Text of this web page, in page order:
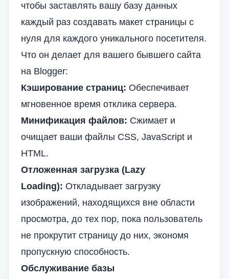
чтобы заставлять вашу базу данных
каждый раз создавать макет страницы с
нуля для каждого уникального посетителя.
Что он делает для вашего бывшего сайта
на Blogger:
Кэширование страниц: Обеспечивает
мгновенное время отклика сервера.
Минификация файлов: Сжимает и
очищает ваши файлы CSS, JavaScript и
HTML.
Отложенная загрузка (Lazy
Loading): Откладывает загрузку
изображений, находящихся вне области
просмотра, до тех пор, пока пользователь
не прокрутит страницу до них, экономя
пропускную способность.
Обслуживание базы